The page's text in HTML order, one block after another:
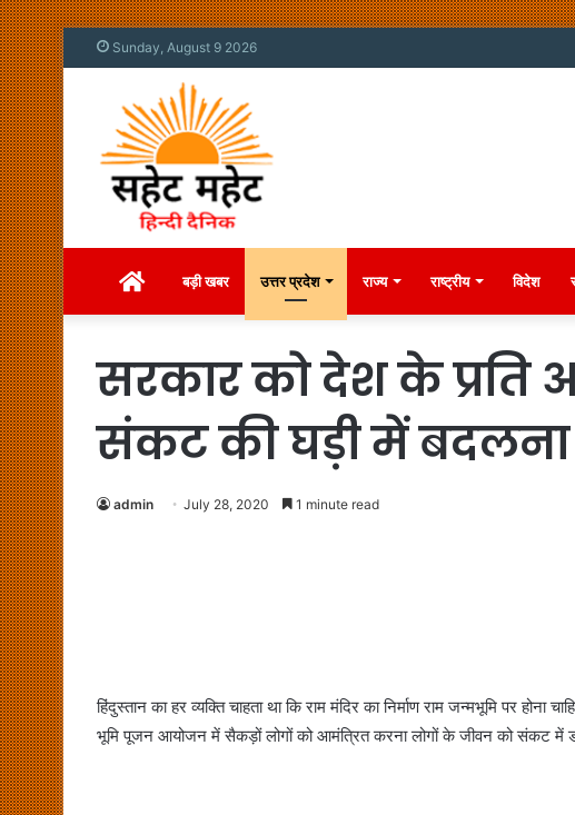
Sunday, August 9 2026
Homeबड़ी खबर उत्तर प्रदेश राज्य राष्ट्रीय विदेश
सरकार को देश के प्रति
संकट की घड़ी में बदलना
admin July 28, 2020 1 minute read
हिंदुस्तान का हर व्यक्ति चाहता था कि राम मंदिर का निर्माण राम जन्मभूमि पर
भूमि पूजन आयोजन में सैकड़ों लोगों को आमंत्रित करना लोगों के जीवन को संकट में